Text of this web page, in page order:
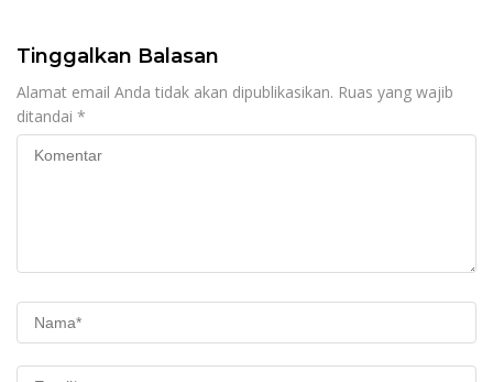
Tinggalkan Balasan
Alamat email Anda tidak akan dipublikasikan. Ruas yang wajib
ditandai *